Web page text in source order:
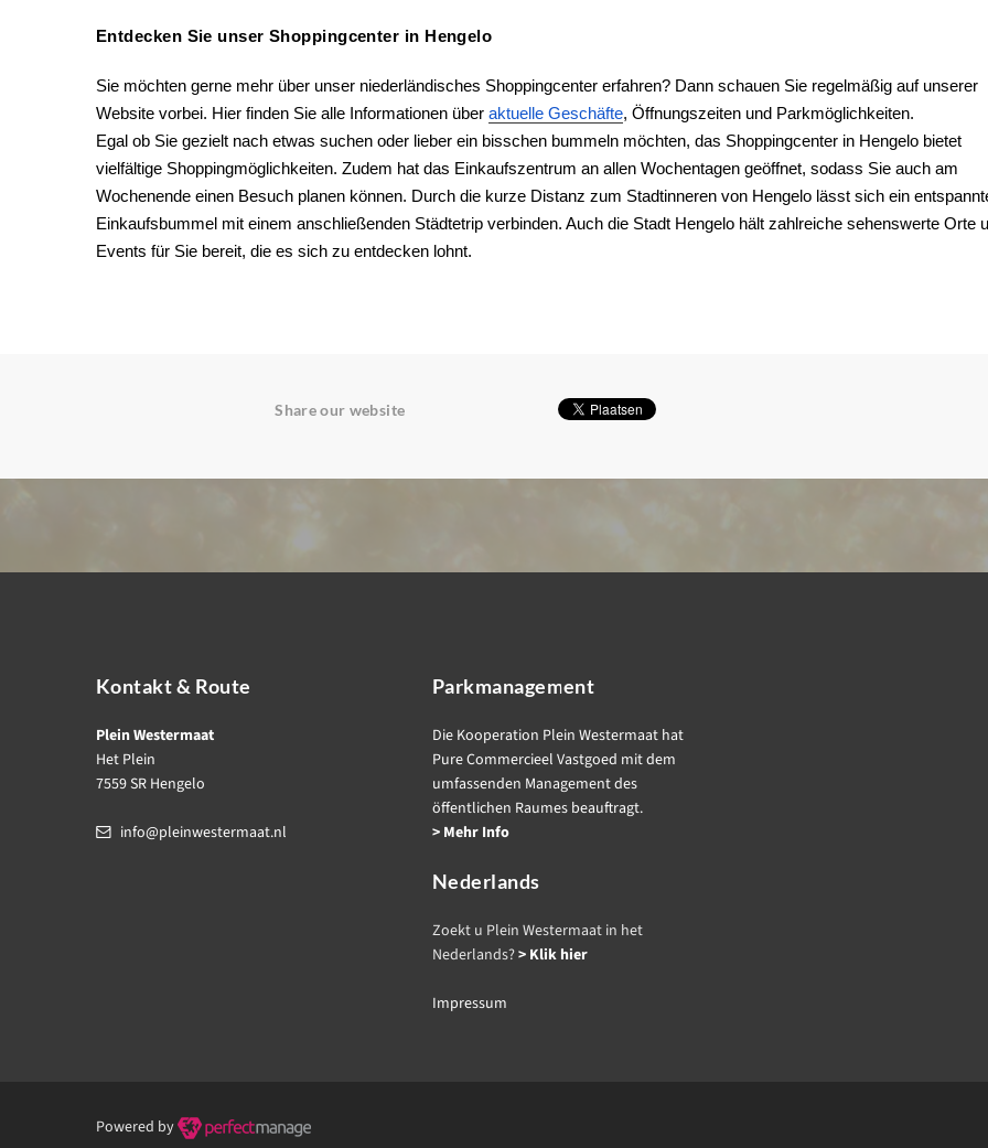
Entdecken Sie unser Shoppingcenter in Hengelo
Sie möchten gerne mehr über unser niederländisches Shoppingcenter erfahren? Dann schauen Sie regelmäßig auf unserer
Website vorbei. Hier finden Sie alle Informationen über aktuelle Geschäfte, Öffnungszeiten und Parkmöglichkeiten.
Egal ob Sie gezielt nach etwas suchen oder lieber ein bisschen bummeln möchten, das Shoppingcenter in Hengelo bietet
vielfältige Shoppingmöglichkeiten. Zudem hat das Einkaufszentrum an allen Wochentagen geöffnet, sodass Sie auch am
Wochenende einen Besuch planen können. Durch die kurze Distanz zum Stadtinneren von Hengelo lässt sich ein
Einkaufsbummel mit einem anschließenden Städtetrip verbinden. Auch die Stadt Hengelo hält zahlreiche sehenswerte Orte
Events für Sie bereit, die es sich zu entdecken lohnt.
Share our website
Kontakt & Route
Plein Westermaat
Het Plein
7559 SR Hengelo
info@pleinwestermaat.nl
Parkmanagement
Die Kooperation Plein Westermaat hat
Pure Commercieel Vastgoed mit dem
umfassenden Management des
öffentlichen Raumes beauftragt.
> Mehr Info
Nederlands
Zoekt u Plein Westermaat in het
Nederlands?> Klik hier
Impressum
Powered by